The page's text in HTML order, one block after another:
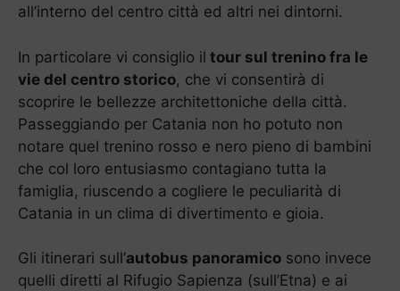
all’interno del centro città ed altri nei dintorni.
In particolare vi consiglio il tour sul trenino fra le
vie del centro storico, che vi consentirà di
scoprire le bellezze architettoniche della città.
Passeggiando per Catania non ho potuto non
notare quel trenino rosso e nero pieno di bambini
che col loro entusiasmo contagiano tutta la
famiglia, riuscendo a cogliere le peculiarità di
Catania in un clima di divertimento e gioia.
Gli itinerari sull’autobus panoramico sono invece
quelli diretti al Rifugio Sapienza (sull’Etna) e ai